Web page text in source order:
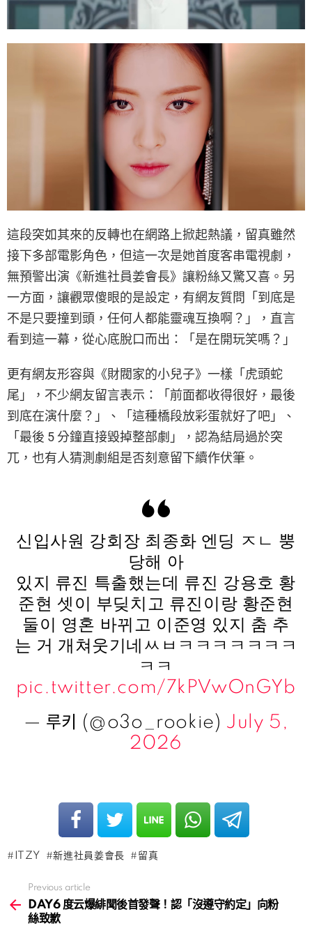
這段突如其來的反轉也在網路上掀起熱議，留真雖然
接下多部電影角色，但這一次是她首度客串電視劇，
無預警出演《新進社員姜會長》讓粉絲又驚又喜。另
一方面，讓觀眾傻眼的是設定，有網友質問「到底是
不是只要撞到頭，任何人都能靈魂互換啊？」，直言
看到這一幕，從心底脫口而出：「是在開玩笑嗎？」
更有網友形容與《財閥家的小兒子》一樣「虎頭蛇
尾」，不少網友留言表示：「前面都收得很好，最後
到底在演什麼？」、「這種橋段放彩蛋就好了吧」、
「最後 5 分鐘直接毀掉整部劇」，認為結局過於突
兀，也有人猜測劇組是否刻意留下續作伏筆。
신입사원 강회장 최종화 엔딩 ㅈㄴ 뿡
당해 아
있지 류진 특출했는데 류진 강용호 황
준현 셋이 부딪치고 류진이랑 황준현
둘이 영혼 바뀌고 이준영 있지 춤 추
는 거 개쳐웃기네ㅆㅂㅋㅋㅋㅋㅋㅋㅋ
ㅋㅋ
pic.twitter.com/7kPVwOnGYb
— 루키 (@o3o_rookie) July 5,
2026
ITZY 新進社員姜會長 留真
more
Previous article
DAY6 度云爆緋聞後首發聲！認「沒遵守約定」向粉
絲致歉